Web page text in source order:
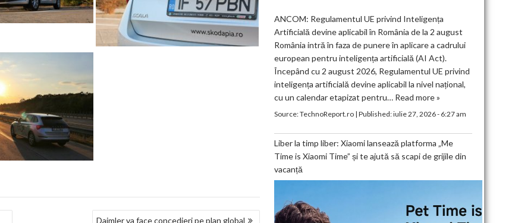
Daimler va face concedieri pe plan global
ANCOM: Regulamentul UE privind Inteligența
Artificială devine aplicabil în România de la 2 august
România intră în faza de punere în aplicare a cadrului
european pentru inteligența artificială (AI Act).
Începând cu 2 august 2026, Regulamentul UE privind
inteligența artificială devine aplicabil la nivel național,
cu un calendar etapizat pentru… Read more »
Source:TechnoReport.ro| Published:iulie 27, 2026 - 6:27 am
Liber la timp liber: Xiaomi lansează platforma „Me
Time is Xiaomi Time” și te ajută să scapi de grijile din
vacanță